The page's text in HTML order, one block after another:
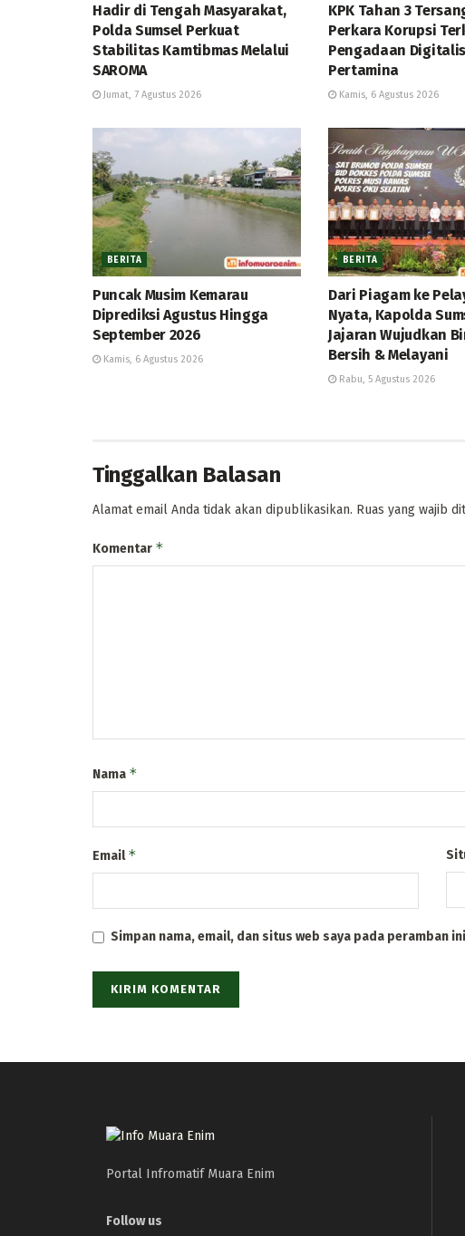
Hadir di Tengah Masyarakat,
Polda Sumsel Perkuat
Stabilitas Kamtibmas Melalui
SAROMA
Jumat, 7 Agustus 2026
KPK Tahan 3
Perkara Korupsi
Pengadaan
Pertamina
Kamis, 6 Agustus 2026
BERITA
Puncak Musim Kemarau
Diprediksi Agustus Hingga
September 2026
Kamis, 6 Agustus 2026
BERITA
Dari Piagam ke
Nyata, Kapolda
Jajaran Wujudkan
Bersih & Melayani
Rabu, 5 Agustus 2026
Tinggalkan Balasan
Alamat email Anda tidak akan dipublikasikan. Ruas yang wajib
Komentar *
Nama *
Email*
Simpan nama, email, dan situs web saya pada peramban
Portal Infromatif Muara Enim
Follow us